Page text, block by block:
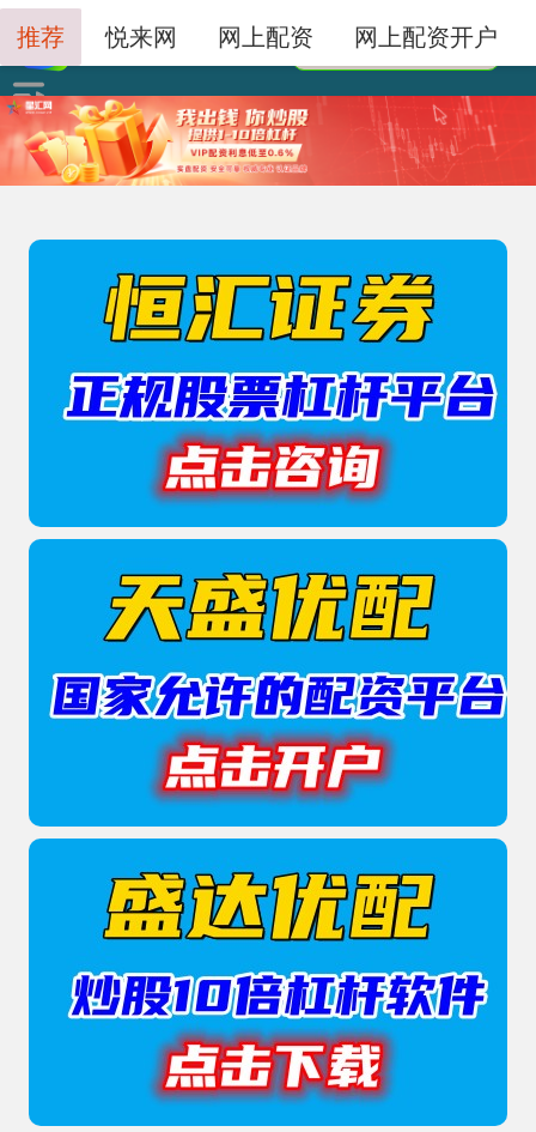
推荐 悦来网 网上配资 网上配资开户